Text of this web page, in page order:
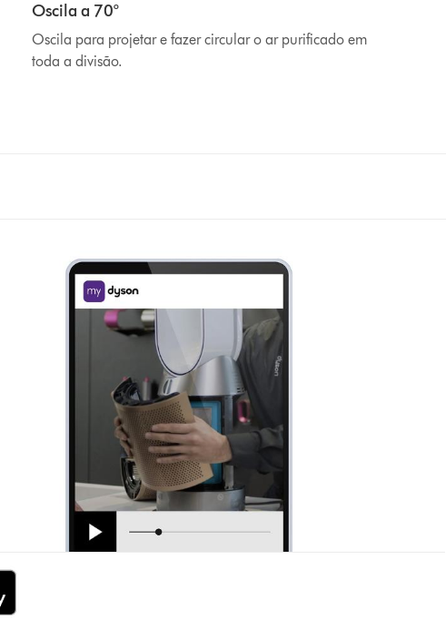
Oscila a 70°
Oscila para projetar e fazer circular o ar purificado em
toda a divisão.